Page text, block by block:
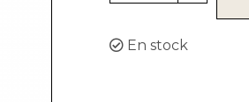
En stock